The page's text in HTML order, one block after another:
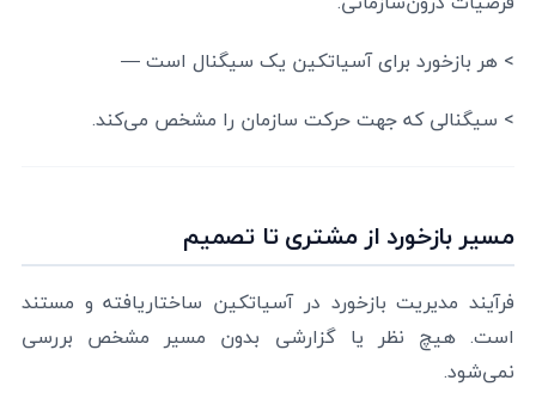
> هر بازخورد برای آسیاتکین یک سیگنال است —
> سیگنالی که جهت حرکت سازمان را مشخص می‌کند.
مسیر بازخورد از مشتری تا تصمیم
فرآیند مدیریت بازخورد در آسیاتکین ساختاریافته و مستند
است. هیچ نظر یا گزارشی بدون مسیر مشخص بررسی
نمی‌شود.